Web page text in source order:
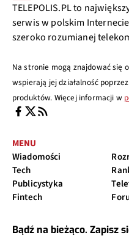
TELEPOLIS.PL to
serwis w polskim
szeroko rozumianej
Na stronie mogą znajdować
wspierają jej działalność
produktów. Więcej informacji w
MENU
Wiadomości
Tech
Publicystyka
Fintech
Bądź na bieżąco. Zapisz